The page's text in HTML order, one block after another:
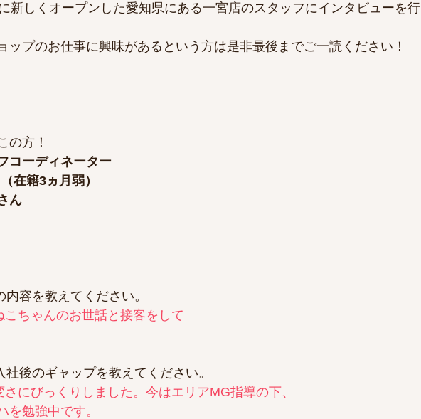
新しくオープンした愛知県にある一宮店のスタッフにインタビューを行
ップのお仕事に興味があるという方は是非最後までご一読ください！
の方！
コーディネーター​
在籍3ヵ月弱）​
ん
容を教えてください。​
ちゃんのお世話と接客をして
後のギャップを教えてください。​
にびっくりしました。今はエリアMG指導の下、​
勉強中です。